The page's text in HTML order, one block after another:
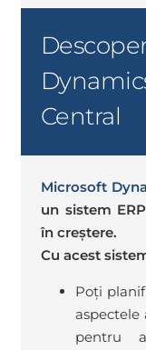
Central
Microsoft
un sistem
în creștere.
Cu acest
Poți
aspectele
pentru